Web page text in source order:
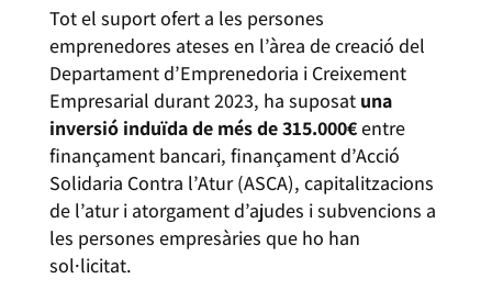
Tot el suport ofert a les persones
emprenedores ateses en l’àrea de creació del
Departament d’Emprenedoria i Creixement
Empresarial durant 2023, ha suposat una
inversió induïda de més de315.000€entre
finançament bancari, finançament d’Acció
Solidaria Contra l’Atur (ASCA), capitalitzacions
de l’atur i atorgament d’ajudes i subvencions a
les persones empresàries que ho han
sol·licitat.